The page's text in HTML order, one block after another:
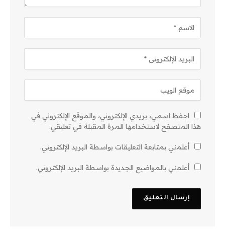
احفظ اسمي، بريدي الإلكتروني، والموقع الإلكتروني في
هذا المتصفح لاستخدامها المرة المقبلة في تعليقي.
أعلمني بمتابعة التعليقات بواسطة البريد الإلكتروني.
أعلمني بالمواضيع الجديدة بواسطة البريد الإلكتروني.